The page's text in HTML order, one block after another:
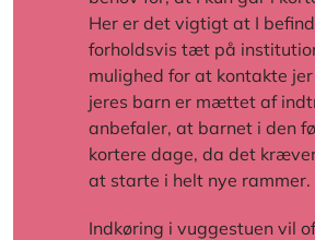
Her er det vigtigt at I
forholdsvis tæt på
mulighed for at kontakte
jeres barn er mættet af
anbefaler, at barnet i den
kortere dage, da det
at starte i helt nye rammer.
Indkøring i vuggestuen vil